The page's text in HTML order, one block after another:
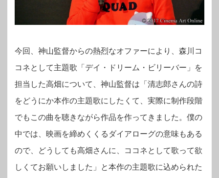
今回、神山監督からの熱烈なオファーにより、森川コ
コネとして主題歌「デイ・ドリーム・ビリーバー」を
担当した高畑について、神山監督は「清志郎さんの詩
をどうにか本作の主題歌にしたくて、実際に制作段階
でもこの曲を聴きながら作品を作ってきました。僕の
中では、映画を締めくくるダイアローグの意味もある
ので、どうしても高畑さんに、ココネとして歌って欲
しくてお願いしました」と本作の主題歌に込められた